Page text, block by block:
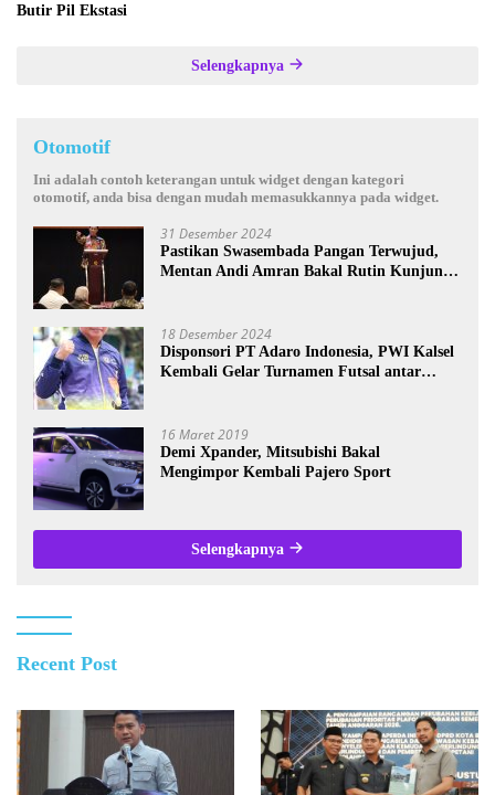
Butir Pil Ekstasi
Selengkapnya
Otomotif
Ini adalah contoh keterangan untuk widget dengan kategori
otomotif, anda bisa dengan mudah memasukkannya pada widget.
31 Desember 2024
Pastikan Swasembada Pangan Terwujud,
Mentan Andi Amran Bakal Rutin Kunjungi
18 Desember 2024
Disponsori PT Adaro Indonesia, PWI Kalsel
Kembali Gelar Turnamen Futsal antar
16 Maret 2019
Demi Xpander, Mitsubishi Bakal
Mengimpor Kembali Pajero Sport
Selengkapnya
Recent Post